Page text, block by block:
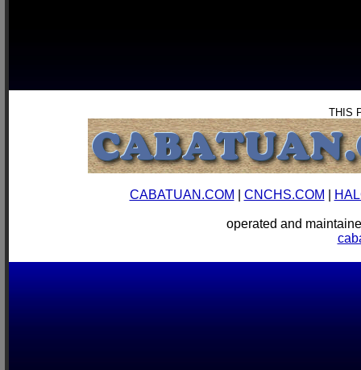
THIS
CABATUAN.COM CNCHS.COM
operated and